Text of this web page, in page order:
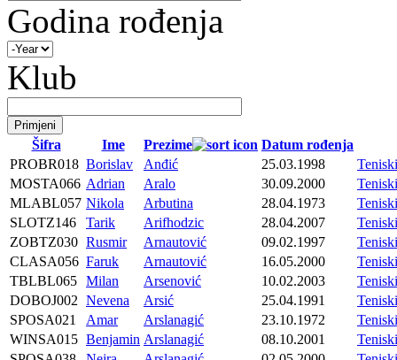
Godina rođenja
Klub
Šifra Ime Prezime
Datum rođenja
PROBR018 Borislav Anđić 25.03.1998
MOSTA066 Adrian Aralo 30.09.2000
MLABL057 Nikola Arbutina 28.04.1973
SLOTZ146
Tarik Arifhodzic 28.04.2007
ZOBTZ030 Rusmir Arnautović 09.02.1997
CLASA056 Faruk Arnautović 16.05.2000
TBLBL065 Milan Arsenović 10.02.2003
DOBOJ002 Nevena Arsić 25.04.1991
SPOSA021
Amar Arslanagić 23.10.1972
WINSA015 Benjamin Arslanagić 08.10.2001